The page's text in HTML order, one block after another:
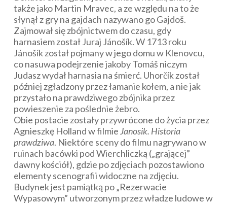
także jako Martin Mravec, a ze względu na to że
słynął z gry na gajdach nazywano go Gajdoš.
Zajmował się zbójnictwem do czasu, gdy
harnasiem został Juraj Jánošík. W 1713 roku
Jánošík został pojmany w jego domu w Klenovcu,
co nasuwa podejrzenie jakoby Tomáš niczym
Judasz wydał harnasia na śmierć. Uhorčík został
później zgładzony przez łamanie kołem, a nie jak
przystało na prawdziwego zbójnika przez
powieszenie za poślednie żebro.
Obie postacie zostały przywrócone do życia przez
Agnieszkę Holland w filmieJanosik. Historia
prawdziwa. Niektóre sceny do filmu nagrywano w
ruinach bacówki pod Wierchliczką („grającej”
dawny kościół), gdzie po zdjęciach pozostawiono
elementy scenografii widoczne na zdjęciu.
Budynek jest pamiątką po „Rezerwacie
Wypasowym” utworzonym przez władze ludowe w